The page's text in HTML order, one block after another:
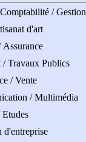
/ Gestion
d'art
Assurance
/ Travaux Publics
/ Vente
/ Multimédia
d'entreprise